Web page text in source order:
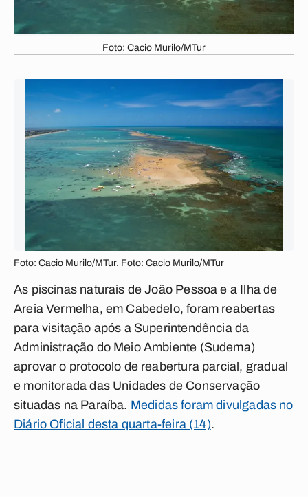
Foto: Cacio Murilo/MTur
Foto: Cacio Murilo/MTur. Foto: Cacio Murilo/MTur
As piscinas naturais de João Pessoa e a Ilha de
Areia Vermelha, em Cabedelo, foram reabertas
para visitação após a Superintendência da
Administração do Meio Ambiente (Sudema)
aprovar o protocolo de reabertura parcial, gradual
e monitorada das Unidades de Conservação
situadas na Paraíba. Medidas foram divulgadas no
Diário Oficial desta quarta-feira (14).